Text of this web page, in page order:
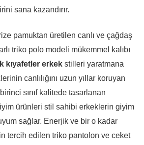
sana kazandırır.
pamuktan üretilen canlı ve çağdaş
triko polo modeli mükemmel kalıbı
kıyafetler erkek stilleri yaratmana
canlılığını uzun yıllar koruyan
birinci sınıf kalitede tasarlanan
ürünleri stil sahibi erkeklerin giyim
sağlar. Enerjik ve bir o kadar
tercih edilen triko pantolon ve ceket